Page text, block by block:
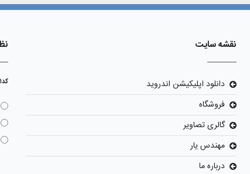
نقشه سایت
دانلود اپلیکیشن اندروید
فروشگاه
گالری تصاویر
مهندس یار
درباره ما